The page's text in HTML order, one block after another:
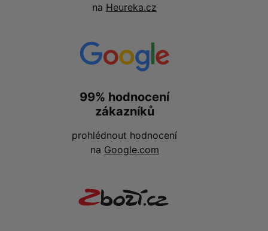
na Heureka.cz
99% hodnocení
zákazníků
prohlédnout hodnocení
na Google.com